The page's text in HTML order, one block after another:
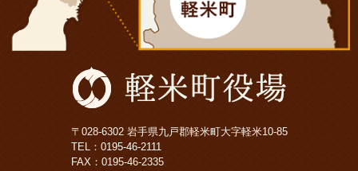
〒028-6302 岩手県九戸郡軽米町大字軽米10-85
TEL： 0195-46-2111
FAX：0195-46-2335